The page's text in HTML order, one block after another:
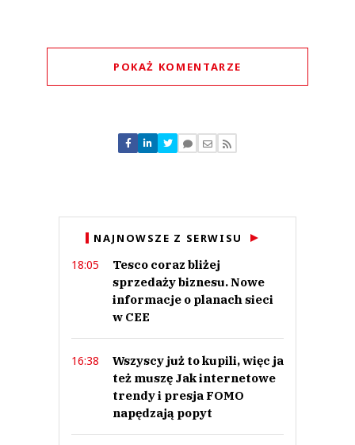
POKAŻ KOMENTARZE
Nie znaleziono komentarzy
Zostaw swoje komentarze
NAJNOWSZE Z SERWISU
18:05
Tesco coraz bliżej
sprzedaży biznesu. Nowe
informacje o planach sieci
w CEE
16:38
Wszyscy już to kupili, więc ja
też muszę Jak internetowe
trendy i presja FOMO
napędzają popyt